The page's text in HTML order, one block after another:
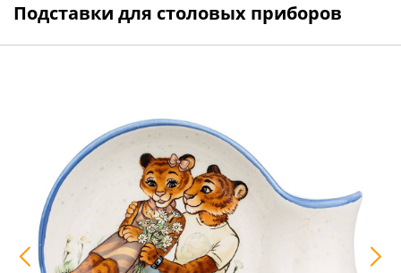
Подставки для столовых приборов